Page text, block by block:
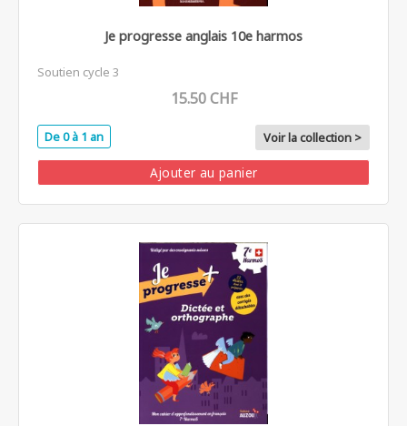
Je progresse anglais 10e harmos
Soutien cycle 3
15.50 CHF
De 0 à 1 an Voir la collection >
Ajouter au panier